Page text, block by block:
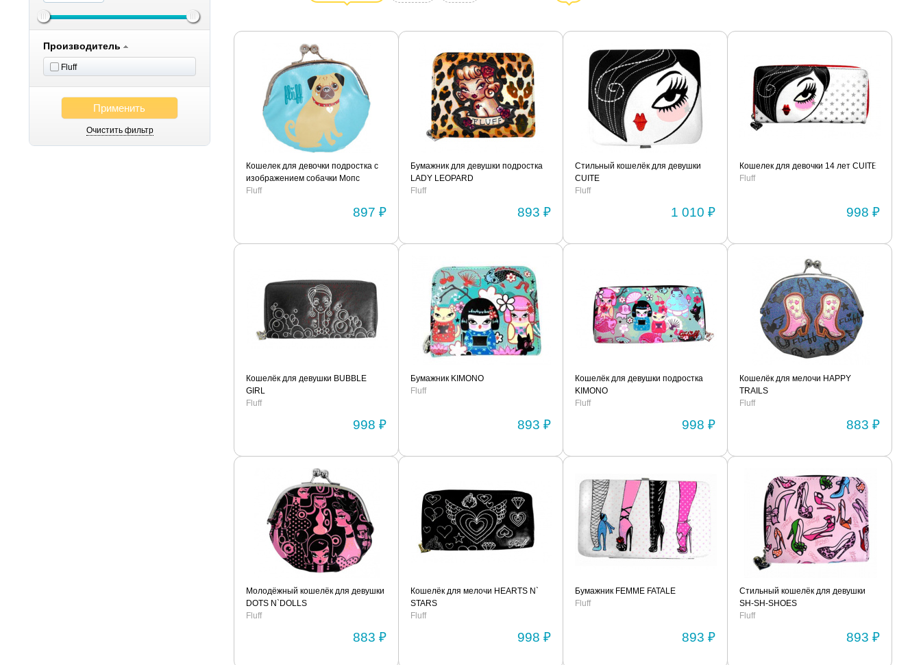
Производитель
Fluff
Применить
Очистить фильтр
Кошелек для девочки подростка с
изображением собачки Мопс
Fluff
897 ₽
Бумажник для девушки подростка
LADY LEOPARD
Fluff
893 ₽
Стильный кошелёк для девушки
CUITE
Fluff
1 010 ₽
Кошелек для девочки 14 лет CUITE
Fluff
998 ₽
Кошелёк для девушки BUBBLE
GIRL
Fluff
998 ₽
Бумажник KIMONO
Fluff
893 ₽
Кошелёк для девушки подростка
KIMONO
Fluff
998 ₽
Кошелёк для мелочи HAPPY
TRAILS
Fluff
883 ₽
Молодёжный кошелёк для девушки
DOTS N`DOLLS
Fluff
883 ₽
Кошелёк для мелочи HEARTS N`
STARS
Fluff
998 ₽
Бумажник FEMME FATALE
Fluff
893 ₽
Стильный кошелёк для девушки
SH-SH-SHOES
Fluff
893 ₽